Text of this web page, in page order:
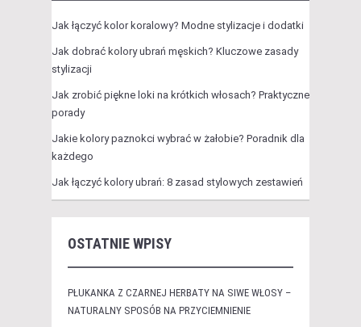
Jak łączyć kolor koralowy? Modne stylizacje i dodatki
Jak dobrać kolory ubrań męskich? Kluczowe zasady
stylizacji
Jak zrobić piękne loki na krótkich włosach? Praktyczne
porady
Jakie kolory paznokci wybrać w żałobie? Poradnik dla
każdego
Jak łączyć kolory ubrań: 8 zasad stylowych zestawień
OSTATNIE WPISY
PŁUKANKA Z CZARNEJ HERBATY NA SIWE WŁOSY –
NATURALNY SPOSÓB NA PRZYCIEMNIENIE